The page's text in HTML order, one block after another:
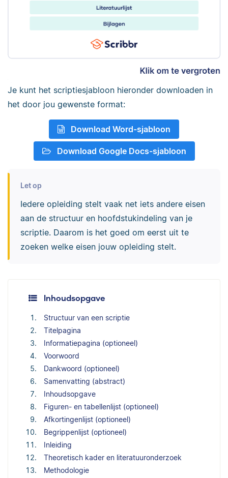
Je kunt het scriptiesjabloon hieronder downloaden in
het door jou gewenste format:
Download Word-sjabloon
Download Google Docs-sjabloon
Let op
Iedere opleiding stelt vaak net iets andere eisen
aan de structuur en hoofdstukindeling van je
scriptie. Daarom is het goed om eerst uit te
zoeken welke eisen jouw opleiding stelt.
Inhoudsopgave
Structuur van een scriptie
Titelpagina
Informatiepagina (optioneel)
Voorwoord
Dankwoord (optioneel)
Samenvatting (abstract)
Inhoudsopgave
Figuren- en tabellenlijst (optioneel)
Afkortingenlijst (optioneel)
Begrippenlijst (optioneel)
Inleiding
Theoretisch kader en literatuuronderzoek
Methodologie